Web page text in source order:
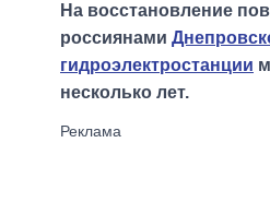
На восстановление
россиянами
гидроэлектростанции
несколько лет.